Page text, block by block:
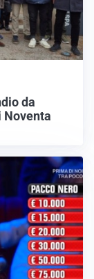
da
Noventa